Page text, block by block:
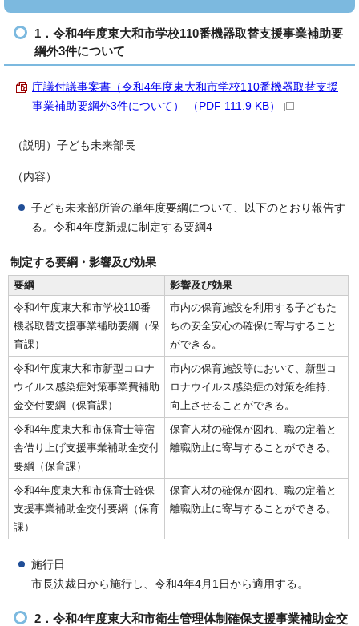
1．令和4年度東大和市学校110番機器取替支援事業補助要
綱外3件について
庁議付議事案書（令和4年度東大和市学校110番機器取替支援
事業補助要綱外3件について） （PDF 111.9 KB）
（説明）子ども未来部長
（内容）
子ども未来部所管の単年度要綱について、以下のとおり報告す
る。令和4年度新規に制定する要綱4
制定する要綱・影響及び効果
要綱
影響及び効果
令和4年度東大和市学校110番
機器取替支援事業補助要綱（保
育課）
市内の保育施設を利用する子どもた
ちの安全安心の確保に寄与すること
ができる。
令和4年度東大和市新型コロナ
ウイルス感染症対策事業費補助
金交付要綱（保育課）
市内の保育施設等において、新型コ
ロナウイルス感染症の対策を維持、
向上させることができる。
令和4年度東大和市保育士等宿
舎借り上げ支援事業補助金交付
要綱（保育課）
保育人材の確保が図れ、職の定着と
離職防止に寄与することができる。
令和4年度東大和市保育士確保
支援事業補助金交付要綱（保育
課）
保育人材の確保が図れ、職の定着と
離職防止に寄与することができる。
施行日
市長決裁日から施行し、令和4年4月1日から適用する。
2．令和4年度東大和市衛生管理体制確保支援事業補助金交